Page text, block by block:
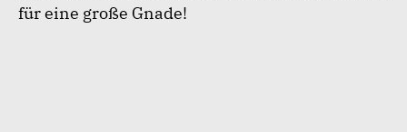
für eine große Gnade!